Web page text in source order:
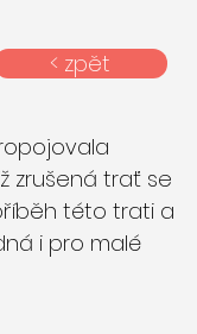
< zpět
zrušená trať se
této trati a
i pro malé